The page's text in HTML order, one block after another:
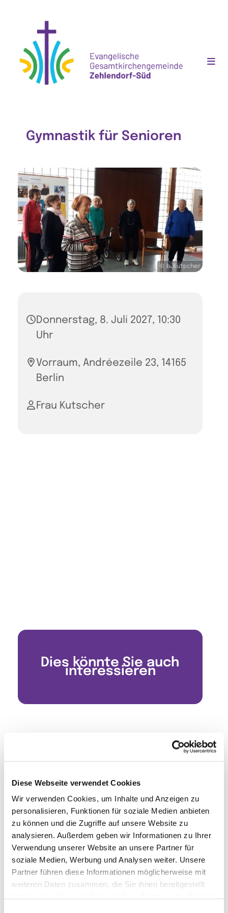
Diese Webseite verwendet Cookies
Wir verwenden Cookies, um Inhalte und Anzeigen zu
personalisieren, Funktionen für soziale Medien anbieten
zu können und die Zugriffe auf unsere Website zu
analysieren. Außerdem geben wir Informationen zu Ihrer
Verwendung unserer Website an unsere Partner für
soziale Medien, Werbung und Analysen weiter. Unsere
Partner führen diese Informationen möglicherweise mit
weiteren Daten zusammen, die Sie ihnen bereitgestellt
Gymnastik für Senioren
© b. Kutscher
Donnerstag, 8. Juli 2027, 10:30
Uhr
Vorraum, Andréezeile 23, 14165
Berlin
Frau Kutscher
Dies könnte Sie auch
interessieren